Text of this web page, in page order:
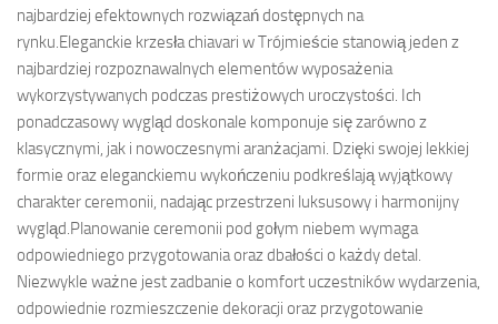
najbardziej efektownych rozwiązań dostępnych na
rynku.Eleganckie krzesła chiavari w Trójmieście stanowią jeden z
najbardziej rozpoznawalnych elementów wyposażenia
wykorzystywanych podczas prestiżowych uroczystości. Ich
ponadczasowy wygląd doskonale komponuje się zarówno z
klasycznymi, jak i nowoczesnymi aranżacjami. Dzięki swojej lekkiej
formie oraz eleganckiemu wykończeniu podkreślają wyjątkowy
charakter ceremonii, nadając przestrzeni luksusowy i harmonijny
wygląd.Planowanie ceremonii pod gołym niebem wymaga
odpowiedniego przygotowania oraz dbałości o każdy detal.
Niezwykle ważne jest zadbanie o komfort uczestników wydarzenia,
odpowiednie rozmieszczenie dekoracji oraz przygotowanie